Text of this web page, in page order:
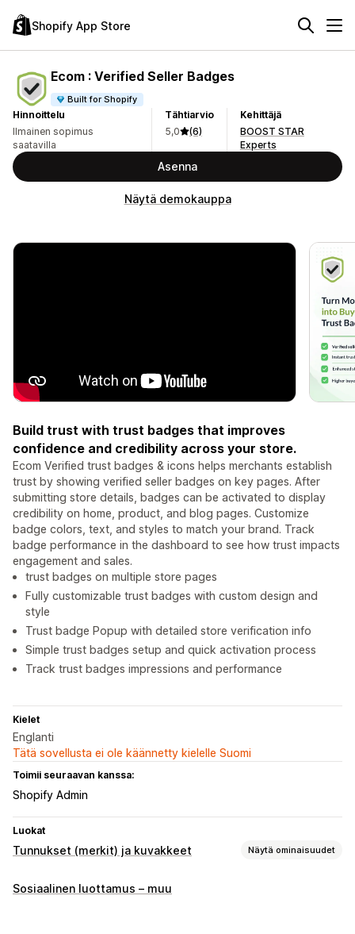
Shopify App Store
Ecom : Verified Seller Badges
Built for Shopify
Hinnoittelu
Ilmainen sopimus
saatavilla
Tähtiarvio
5,0
(6)
Kehittäjä
BOOST STAR
Experts
Asenna
Näytä demokauppa
Build trust with trust badges that improves
confidence and credibility across your store.
Ecom Verified trust badges & icons helps merchants establish
trust by showing verified seller badges on key pages. After
submitting store details, badges can be activated to display
credibility on home, product, and blog pages. Customize
badge colors, text, and styles to match your brand. Track
badge performance in the dashboard to see how trust impacts
engagement and sales.
trust badges on multiple store pages
Fully customizable trust badges with custom design and
style
Trust badge Popup with detailed store verification info
Simple trust badges setup and quick activation process
Track trust badges impressions and performance
Kielet
Englanti
Tätä sovellusta ei ole käännetty kielelle Suomi
Toimii seuraavan kanssa:
Shopify Admin
Luokat
Tunnukset (merkit) ja kuvakkeet Näytä ominaisuudet
Kuvakkeen tyypit
Sosiaalinen luottamus – muu